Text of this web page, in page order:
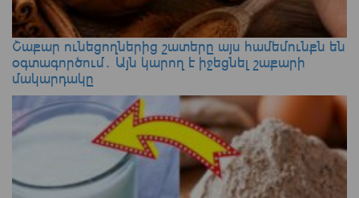
Շաքար ունեցողներից շատերը այս համեմունքն են
օգտագործում․ Այն կարող է իջեցնել շաքարի
մակարդակը